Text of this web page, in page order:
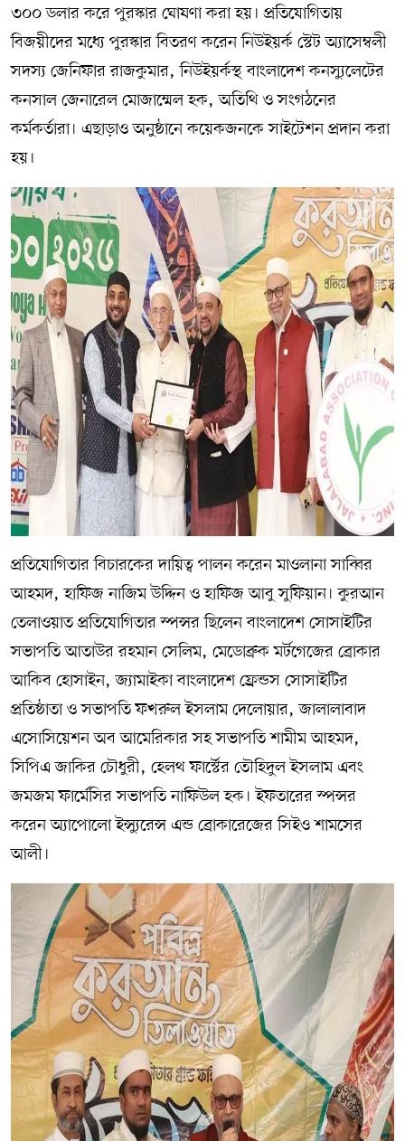
৩০০ ডলার করে পুরস্কার ঘোষণা করা হয়। প্রতিযোগিতায়
বিজয়ীদের মধ্যে পুরস্কার বিতরণ করেন নিউইয়র্ক স্টেট অ্যাসেম্বলী
সদস্য জেনিফার রাজকুমার, নিউইয়র্কস্থ বাংলাদেশ কনস্যুলেটের
কনসাল জেনারেল মোজাম্মেল হক, অতিথি ও সংগঠনের
কর্মকর্তারা। এছাড়াও অনুষ্ঠানে কয়েকজনকে সাইটেশন প্রদান করা
হয়।
প্রতিযোগিতার বিচারকের দায়িত্ব পালন করেন মাওলানা সাব্বির
আহমদ, হাফিজ নাজিম উদ্দিন ও হাফিজ আবু সুফিয়ান। কুরআন
তেলাওয়াত প্রতিযোগিতার স্পন্সর ছিলেন বাংলাদেশ সোসাইটির
সভাপতি আতাউর রহমান সেলিম, মেডোব্রুক মর্টগেজের ব্রোকার
আকিব হোসাইন, জ্যামাইকা বাংলাদেশ ফ্রেন্ডস সোসাইটির
প্রতিষ্ঠাতা ও সভাপতি ফখরুল ইসলাম দেলোয়ার, জালালাবাদ
এসোসিয়েশন অব আমেরিকার সহ সভাপতি শামীম আহমদ,
সিপিএ জাকির চৌধুরী, হেলথ ফার্স্টের তৌহিদুল ইসলাম এবং
জমজম ফার্মেসির সভাপতি নাফিউল হক। ইফতারের স্পন্সর
করেন অ্যাপোলো ইন্স্যুরেন্স এন্ড ব্রোকারেজের সিইও শামসের
আলী।